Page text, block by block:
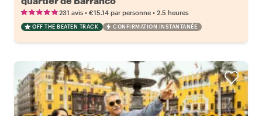
231 avis • €15.14 par personne • 2.5 heures
OFF THE BEATEN TRACK CONFIRMATION INSTANTANÉE